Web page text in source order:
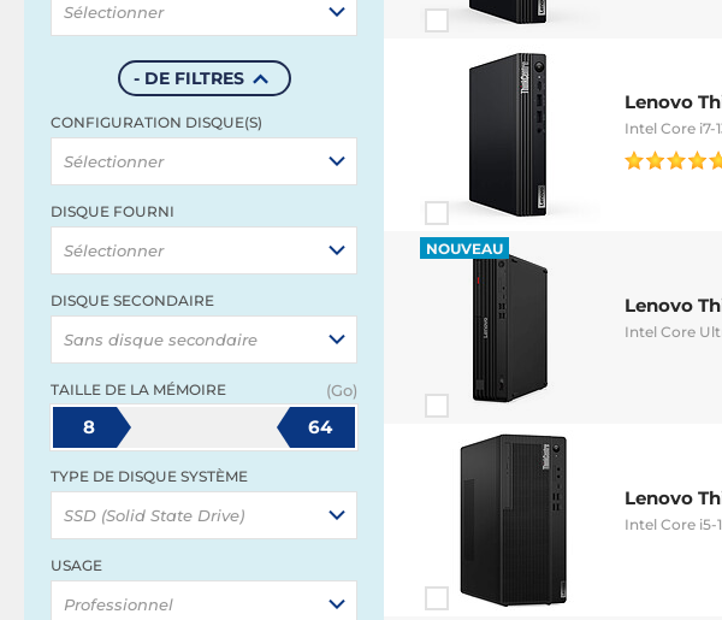
Sélectionner
- DE FILTRES
CONFIGURATION DISQUE(S)
Sélectionner
DISQUE FOURNI
Sélectionner
DISQUE SECONDAIRE
Sans disque secondaire
TAILLE DE LA MÉMOIRE (Go)
8 64
TYPE DE DISQUE SYSTÈME
SSD (Solid State Drive)
USAGE
Professionnel
Lenovo
Intel Core i7-
NOUVEAU
Lenovo
Intel Core
Lenovo
Intel Core i5-